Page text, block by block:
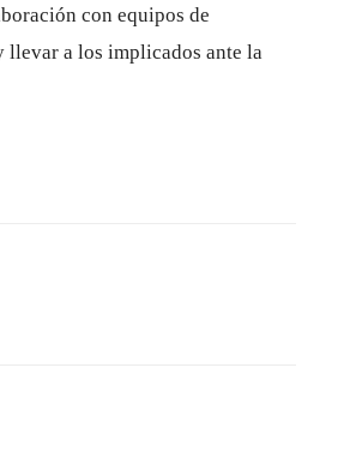
con equipos de
llevar a los implicados ante la